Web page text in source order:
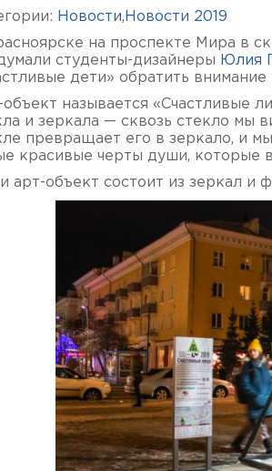
Новости, Новости 2019
на проспекте Мира в
студенты-дизайнеры Юлия
дети» обратить
называется «Счастливые
и зеркала — сквозь стекло мы
превращает его в зеркало, и
красивые черты души, которые
и арт-объект состоит из зеркал и